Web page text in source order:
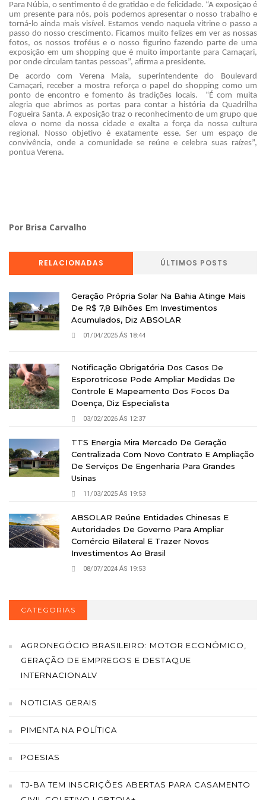
Para Núbia, o sentimento é de gratidão e de felicidade. “A exposição é
um presente para nós, pois podemos apresentar o nosso trabalho e
torná-lo ainda mais visível. Estamos vendo naquela vitrine o passo a
passo do nosso crescimento. Ficamos muito felizes em ver as nossas
fotos, os nossos troféus e o nosso figurino fazendo parte de uma
exposição em um shopping que é muito importante para Camaçari,
por onde circulam tantas pessoas”, afirma a presidente.
De acordo com Verena Maia, superintendente do Boulevard
Camaçari, receber a mostra reforça o papel do shopping como um
ponto de encontro e fomento às tradições locais. “É com muita
alegria que abrimos as portas para contar a história da Quadrilha
Fogueira Santa. A exposição traz o reconhecimento de um grupo que
eleva o nome da nossa cidade e exalta a força da nossa cultura
regional. Nosso objetivo é exatamente esse. Ser um espaço de
convivência, onde a comunidade se reúne e celebra suas raízes”,
pontua Verena.
Por Brisa Carvalho
RELACIONADAS ÚLTIMOS POSTS
Geração Própria Solar Na Bahia Atinge Mais
De R$ 7,8 Bilhões Em Investimentos
Acumulados, Diz ABSOLAR
01/04/2025 ÁS 18:44
Notificação Obrigatória Dos Casos De
Esporotricose Pode Ampliar Medidas De
Controle E Mapeamento Dos Focos Da
Doença, Diz Especialista
03/02/2026 ÁS 12:37
TTS Energia Mira Mercado De Geração
Centralizada Com Novo Contrato E Ampliação
De Serviços De Engenharia Para Grandes
Usinas
11/03/2025 ÁS 19:53
ABSOLAR Reúne Entidades Chinesas E
Autoridades De Governo Para Ampliar
Comércio Bilateral E Trazer Novos
Investimentos Ao Brasil
08/07/2024 ÁS 19:53
CATEGORIAS
AGRONEGÓCIO BRASILEIRO: MOTOR ECONÔMICO,
GERAÇÃO DE EMPREGOS E DESTAQUE
INTERNACIONALV
NOTICIAS GERAIS
PIMENTA NA POLÍTICA
POESIAS
TJ-BA TEM INSCRIÇÕES ABERTAS PARA CASAMENTO